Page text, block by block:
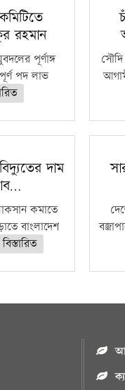
রহমান
পূর্ণাঙ্গ
পদ লাভ
দাম
কমাতে
বাংলাদেশ
বিস্তারিত